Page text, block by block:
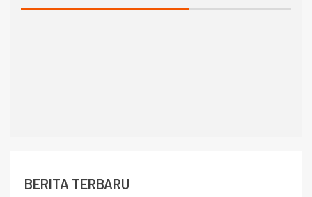
BERITA TERBARU